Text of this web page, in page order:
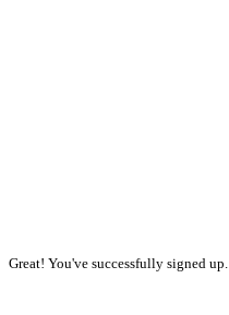
Great! You've successfully signed up.